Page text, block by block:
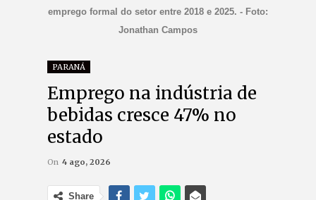
emprego formal do setor entre 2018 e 2025. - Foto:
Jonathan Campos
PARANÁ
Emprego na indústria de
bebidas cresce 47% no
estado
On 4 ago, 2026
Share